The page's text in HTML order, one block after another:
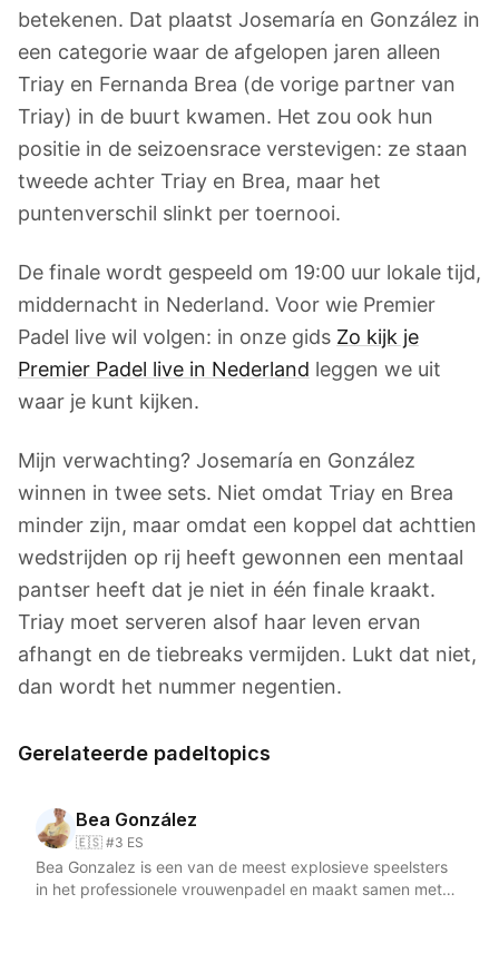
betekenen. Dat plaatst Josemaría en González in
een categorie waar de afgelopen jaren alleen
Triay en Fernanda Brea (de vorige partner van
Triay) in de buurt kwamen. Het zou ook hun
positie in de seizoensrace verstevigen: ze staan
tweede achter Triay en Brea, maar het
puntenverschil slinkt per toernooi.
De finale wordt gespeeld om 19:00 uur lokale tijd,
middernacht in Nederland. Voor wie Premier
Padel live wil volgen: in onze gids Zo kijk je
Premier Padel live in Nederland leggen we uit
waar je kunt kijken.
Mijn verwachting? Josemaría en González
winnen in twee sets. Niet omdat Triay en Brea
minder zijn, maar omdat een koppel dat achttien
wedstrijden op rij heeft gewonnen een mentaal
pantser heeft dat je niet in één finale kraakt.
Triay moet serveren alsof haar leven ervan
afhangt en de tiebreaks vermijden. Lukt dat niet,
dan wordt het nummer negentien.
Gerelateerde padeltopics
Bea González
🇪🇸 #3 ES
Bea Gonzalez is een van de meest explosieve speelsters
in het professionele vrouwenpadel en maakt samen met